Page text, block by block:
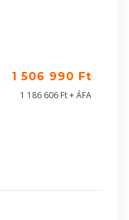
1 506 990 Ft
1 186 606 Ft + ÁFA